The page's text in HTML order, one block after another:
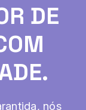
DE
nós